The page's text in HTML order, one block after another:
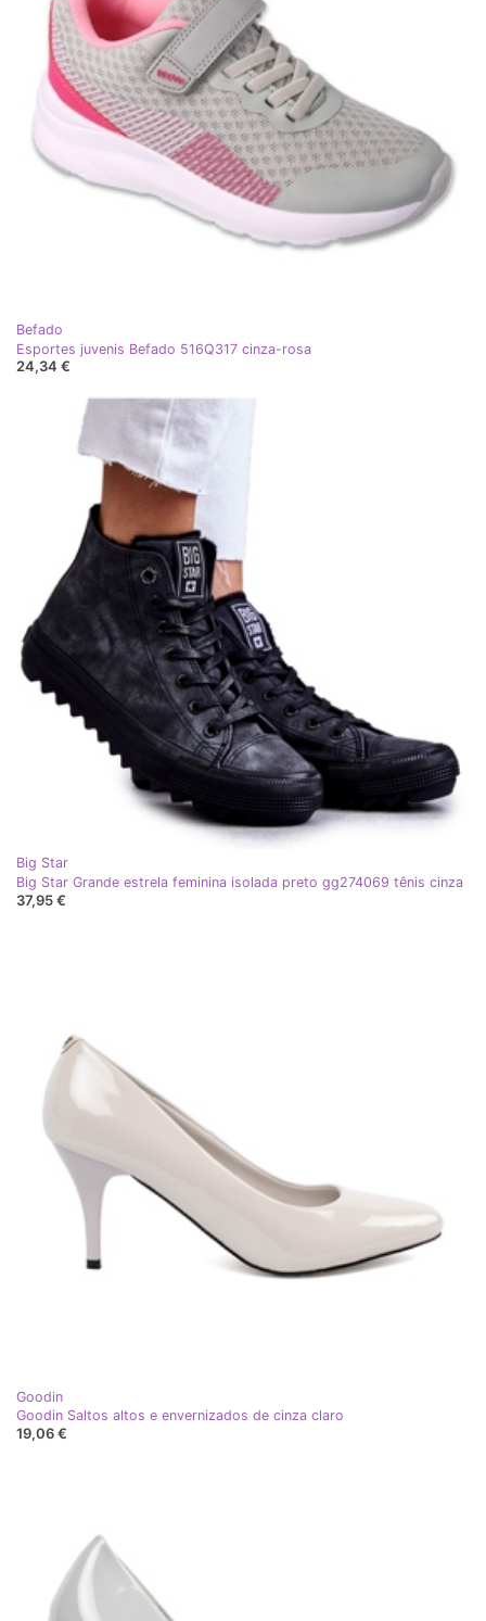
Befado
Esportes juvenis Befado 516Q317 cinza-rosa
24,34 €
Big Star
Big Star Grande estrela feminina isolada preto gg274069 tênis cinza
37,95 €
Goodin
Goodin Saltos altos e envernizados de cinza claro
19,06 €